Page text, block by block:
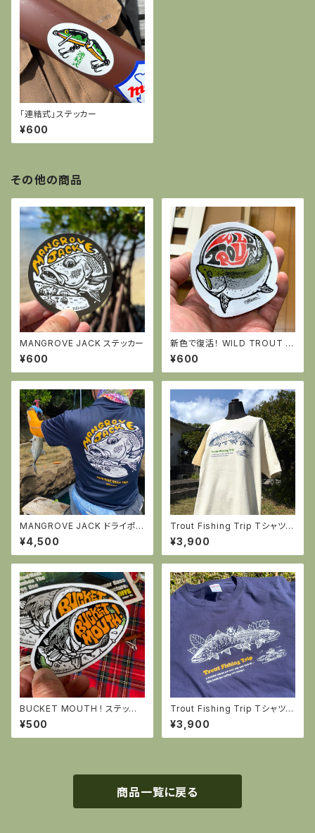
「連結式」ステッカー
¥600
その他の商品
MANGROVE JACK ステッカー
¥600
新色で復活！ WILD TROUT ス
テッカー
¥600
MANGROVE JACK ドライポ
ロシャツ
¥4,500
Trout Fishing Trip Tシャツ
（アイボリー）
¥3,900
BUCKET MOUTH ! ステッカ
ー スモール
¥500
Trout Fishing Trip Tシャツ
（インディゴ）
¥3,900
商品一覧に戻る